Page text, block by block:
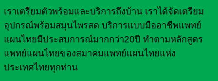
เราเตรียมตัวพร้อมและบริการถึงบ้าน เราได้จัดเตรียม
อุปกรณ์พร้อมสมุนไพรสด บริการแบบมืออาชีพแพทย์
แผนไทยมีประสบการณ์มากกว่า20ปี ทำตามหลักสูตร
แพทย์แผนไทยของสมาคมแพทย์แผนไทยแห่ง
ประเทศไทยทุกท่าน